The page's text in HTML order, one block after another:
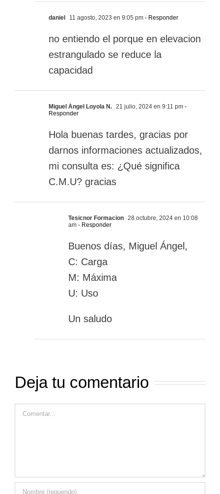
daniel 11 agosto, 2023 en 9:05 pm - Responder
no entiendo el porque en elevacion
estrangulado se reduce la
capacidad
Miguel Ángel Loyola N. 21 julio, 2024 en 9:11 pm -
Responder
Hola buenas tardes, gracias por
darnos informaciones actualizados,
mi consulta es: ¿Qué significa
C.M.U? gracias
Tesicnor Formacion 28 octubre, 2024 en 10:08
am - Responder
Buenos días, Miguel Ángel,
C: Carga
M: Máxima
U: Uso
Un saludo
Deja tu comentario
Comentar